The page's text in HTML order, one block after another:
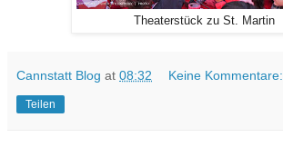
Theaterstück zu St. Martin
Cannstatt Blog at 08:32 Keine Kommentare:
Teilen